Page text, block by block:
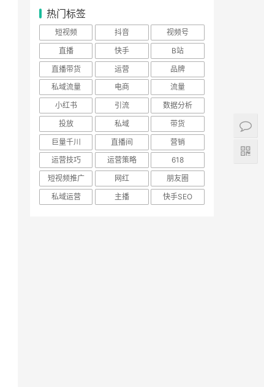
热门标签
短视频 抖音
视频号
直播
快手
B站
直播带货
运营
品牌
私域流量
电商
流量
小红书
引流
数据分析
投放
私域
带货
巨量千川
直播间
营销
运营技巧
运营策略
618
短视频推广
网红
朋友圈
私域运营
主播 快手SEO